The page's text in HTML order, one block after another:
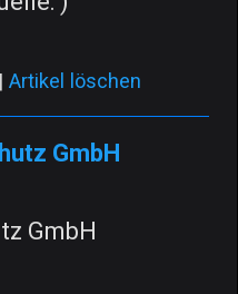
| Artikel löschen
GmbH
GmbH